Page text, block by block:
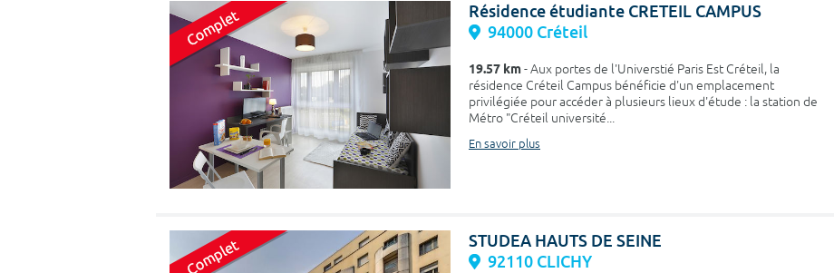
Résidence étudiante CRETEIL CAMPUS
94000 Créteil
19.57 km- Aux portes de l'Universtié Paris Est Créteil, la
résidence Créteil Campus bénéficie d'un emplacement
privilégiée pour accéder à plusieurs lieux d'étude : la station de
Métro "Créteil université...
En savoir plus
STUDEA HAUTS DE SEINE
92110 CLICHY